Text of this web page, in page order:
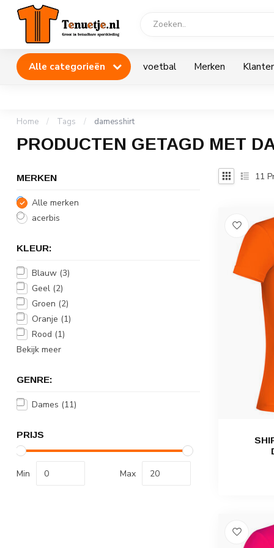
Alle categorieën voetbal Merken
Home / Tags / damesshirt
PRODUCTEN GETAGD MET
MERKEN
Alle merken
acerbis
KLEUR:
Blauw (3)
Geel (2)
Groen (2)
Oranje (1)
Rood (1)
Bekijk meer
GENRE:
Dames (11)
PRIJS
Min Max
11